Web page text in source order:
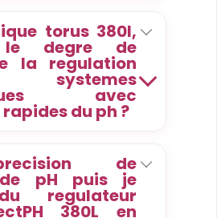
torus 380l,
degre de
la regulation
avec
du ph ?
de
pH puis je
regulateur
380L en